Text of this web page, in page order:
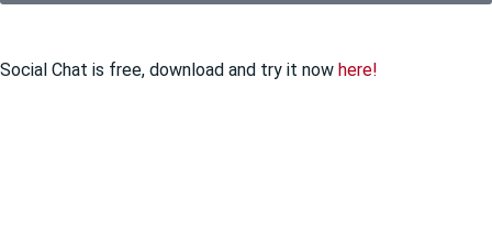
Social Chat is free, download and try it now here!